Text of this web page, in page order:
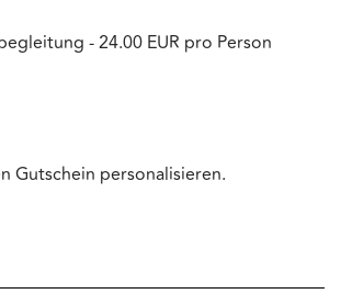
- 24.00 EUR pro Person
Gutschein personalisieren.